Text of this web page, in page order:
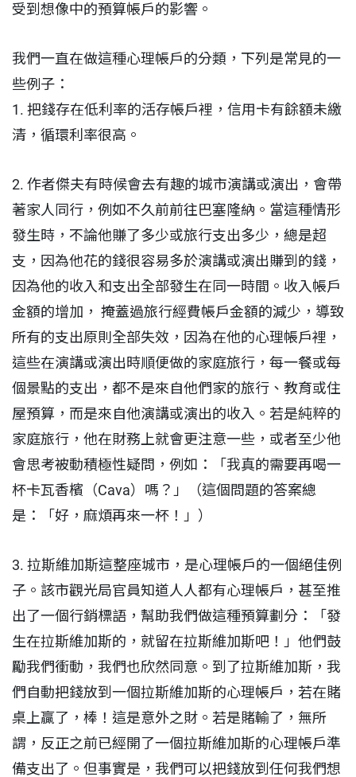
受到想像中的預算帳戶的影響。
我們一直在做這種心理帳戶的分類，下列是常見的一
些例子：
1. 把錢存在低利率的活存帳戶裡，信用卡有餘額未繳
清，循環利率很高。
2. 作者傑夫有時候會去有趣的城市演講或演出，會帶
著家人同行，例如不久前前往巴塞隆納。當這種情形
發生時，不論他賺了多少或旅行支出多少，總是超
支，因為他花的錢很容易多於演講或演出賺到的錢，
因為他的收入和支出全部發生在同一時間。收入帳戶
金額的增加， 掩蓋過旅行經費帳戶金額的減少，導致
所有的支出原則全部失效，因為在他的心理帳戶裡，
這些在演講或演出時順便做的家庭旅行，每一餐或每
個景點的支出，都不是來自他們家的旅行、教育或住
屋預算，而是來自他演講或演出的收入。若是純粹的
家庭旅行，他在財務上就會更注意一些，或者至少他
會思考被動積極性疑問，例如：「我真的需要再喝一
杯卡瓦香檳（Cava）嗎？」（這個問題的答案總
是：「好，麻煩再來一杯！」）
3. 拉斯維加斯這整座城市，是心理帳戶的一個絕佳例
子。該市觀光局官員知道人人都有心理帳戶，甚至推
出了一個行銷標語，幫助我們做這種預算劃分：「發
生在拉斯維加斯的，就留在拉斯維加斯吧！」他們鼓
勵我們衝動，我們也欣然同意。到了拉斯維加斯，我
們自動把錢放到一個拉斯維加斯的心理帳戶，若在賭
桌上贏了，棒！這是意外之財。若是賭輸了，無所
謂，反正之前已經開了一個拉斯維加斯的心理帳戶準
備支出了。但事實是，我們可以把錢放到任何我們想